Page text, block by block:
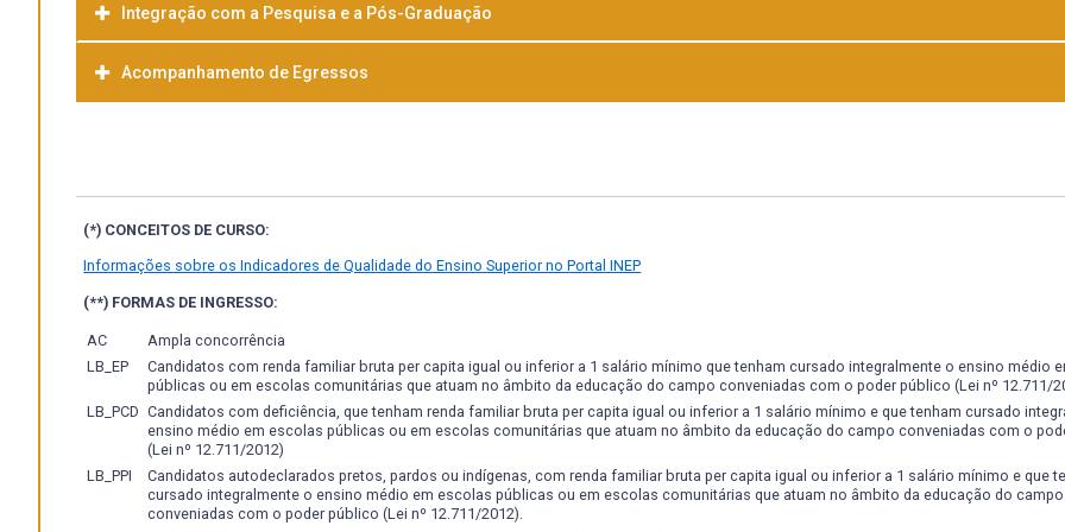
Gerir economicamente a criação animal com foco não apenas na produtividade, mas na produção sustentável, preservando o
inserido na atividade.
Promover o melhoramento de pastagens, exercendo responsabilidade na implantação, no preparo do solo, na adubação, no
Elaborar, avaliar e executar projetos na área de produção animal;
Realizar análises químicas e físicas das matérias primas e rações utilizadas na alimentação animal;
Prestar assistência técnica, assessoria e consultoria nas áreas referentes a produção animal;
Avaliar o valor nutritivo dos alimentos, através de ensaios de digestibilidade;
Formular e balancear rações para diferentes espécies de animais domésticos explorados economicamente;
Realizar e estimular a higiene e profilaxia dos animais domésticos explorados economicamente;
Detectar e identificar problemas de comportamento dos animais domésticos explorados economicamente;
Atuar na conservação e transformação de derivados de origem animal;
Promover a melhoria da eficiência reprodutiva dos rebanhos dos animais domésticos explorados comercialmente;
Criar fontes alternativas de alimentos para os animais domésticos explorados comercialmente;
Integrar e diversificar sistemas de produção;
Dirigir e fiscalizar o ensino da Zootecnia;
Aplicar tecnologia para fomentar a produção animal.
Integração com a Pesquisa e a Pós-Graduação
Acompanhamento de Egressos
(*) CONCEITOS DE CURSO:
Informações sobre os Indicadores de Qualidade do Ensino Superior no Portal INEP
(**) FORMAS DE INGRESSO:
AC
Ampla concorrência
LB_EP
Candidatos com renda familiar bruta per capita igual ou inferior a 1 salário mínimo que tenham cursado integralmente o ensino médio
públicas ou em escolas comunitárias que atuam no âmbito da educação do campo conveniadas com o poder público (Lei nº 12.711/
LB_PCD Candidatos com deficiência, que tenham renda familiar bruta per capita igual ou inferior a 1 salário mínimo e que tenham cursado
ensino médio em escolas públicas ou em escolas comunitárias que atuam no âmbito da educação do campo conveniadas com o
(Lei nº 12.711/2012)
LB_PPI
Candidatos autodeclarados pretos, pardos ou indígenas, com renda familiar bruta per capita igual ou inferior a 1 salário mínimo e que
cursado integralmente o ensino médio em escolas públicas ou em escolas comunitárias que atuam no âmbito da educação do campo
conveniadas com o poder público (Lei nº 12.711/2012).